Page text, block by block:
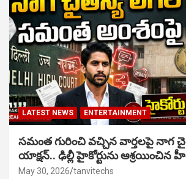
LATEST NEWS ENTERTAINMENT
సమంత గురించి వచ్చిన వార్తలపై నాగ
యాక్షన్.. ఢిల్లీ హైకోర్టును ఆశ్రయించిన
May 30, 2026 tanvitechs